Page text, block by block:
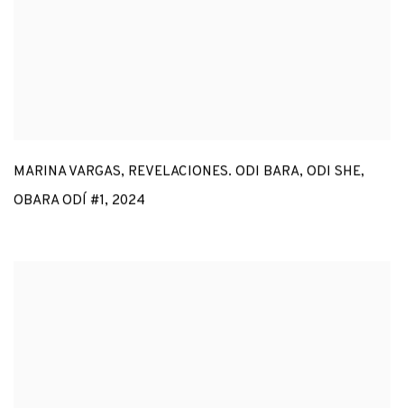
MARINA VARGAS, REVELACIONES. ODI BARA, ODI SHE,
OBARA ODÍ #1, 2024